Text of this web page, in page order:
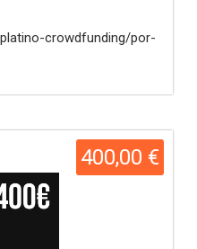
crowdfunding/por-
400,00 €